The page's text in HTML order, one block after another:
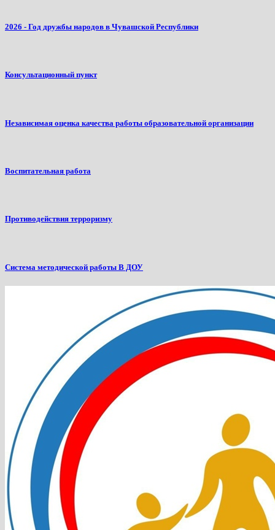
2026 - Год дружбы народов в Чувашской Республики
Консультационный пункт
Независимая оценка качества работы образовательной организации
Воспитательная работа
Противодействия терроризму
Система методической работы В ДОУ